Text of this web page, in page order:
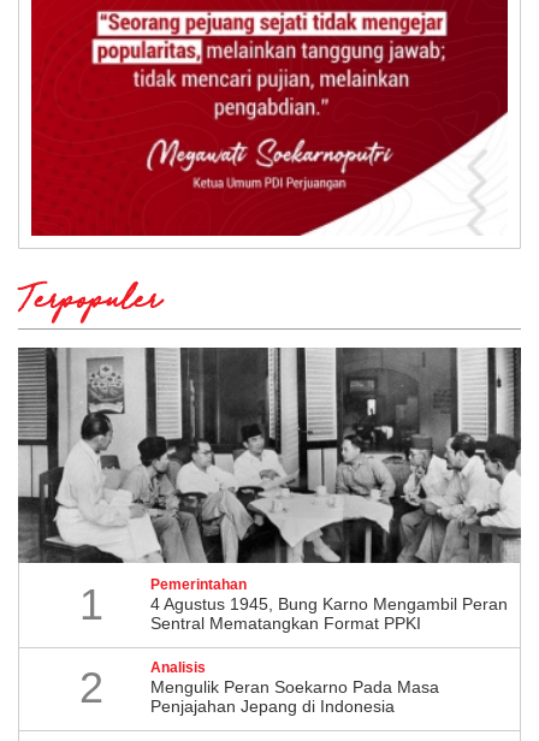
Terpopuler
1 Pemerintahan
4 Agustus 1945, Bung Karno Mengambil Peran
Sentral Mematangkan Format PPKI
2 Analisis
Mengulik Peran Soekarno Pada Masa
Penjajahan Jepang di Indonesia